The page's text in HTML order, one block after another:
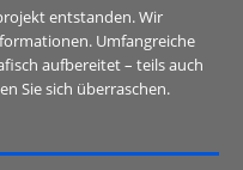
entstanden. Wir
Umfangreiche
aufbereitet – teils auch
Sie sich überraschen.